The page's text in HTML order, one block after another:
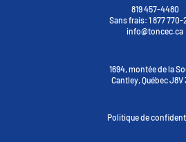
819 457-4480
Sans frais: 1 877 770-
info@toncec.ca
1694, montée de la
Cantley, Québec J8V
Politique de